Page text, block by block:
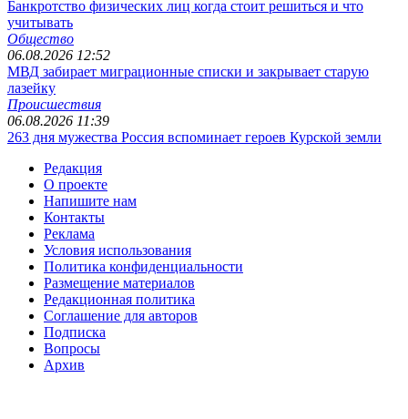
Банкротство физических лиц когда стоит решиться и что
учитывать
Общество
06.08.2026 12:52
МВД забирает миграционные списки и закрывает старую
лазейку
Происшествия
06.08.2026 11:39
263 дня мужества Россия вспоминает героев Курской земли
Редакция
О проекте
Напишите нам
Контакты
Реклама
Условия использования
Политика конфиденциальности
Размещение материалов
Редакционная политика
Соглашение для авторов
Подписка
Вопросы
Архив